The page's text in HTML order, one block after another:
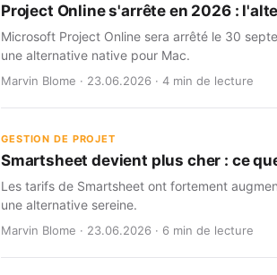
Project Online s'arrête en 2026 :
Microsoft Project Online sera arrêté le 30
une alternative native pour Mac.
Marvin Blome · 23.06.2026 · 4 min de lecture
GESTION DE PROJET
Smartsheet devient plus cher : ce
Les tarifs de Smartsheet ont fortement
une alternative sereine.
Marvin Blome · 23.06.2026 · 6 min de lecture